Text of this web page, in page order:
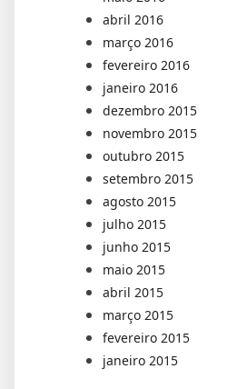
abril 2016
março 2016
fevereiro 2016
janeiro 2016
dezembro 2015
novembro 2015
outubro 2015
setembro 2015
agosto 2015
julho 2015
junho 2015
maio 2015
abril 2015
março 2015
fevereiro 2015
janeiro 2015